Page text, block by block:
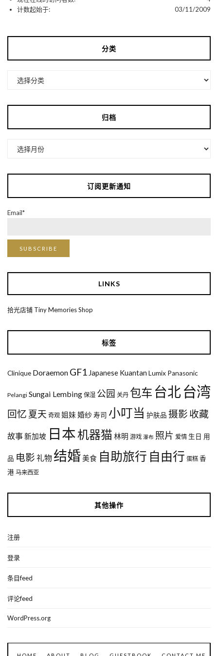
03/11/2009
计数起始于:
分类
归档
订阅更新通知
Email*
LINKS
拾光店铺 Tiny Memories Shop
标签
Clinique Doraemon GF1 Japanese Kuantan Lumix Panasonic
Pelangi Sungai Lembing 保湿 公园 关丹 包车 台北 台湾
回忆 夏天 奇观 姐妹婚纱 寿司 小叮当 护肤品 摄影 收藏
故事新加坡 日本机器猫 林明 游戏 瀑布 照片 爱情 生日 用
品 电影 礼物 结婚美食 自助旅行 自由行 蛋糕 香
港 马来西亚
其他操作
注册
登录
条目feed
评论feed
WordPress.org